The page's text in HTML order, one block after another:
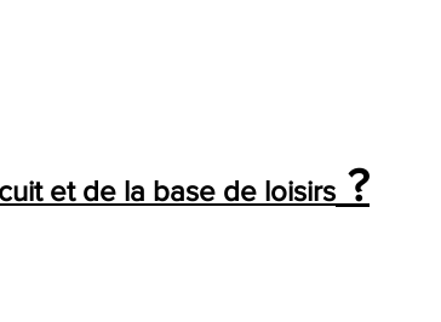
et de la base de loisirs ?